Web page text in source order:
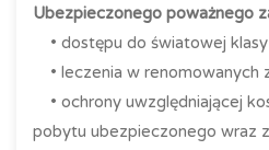
Ubezpieczonego poważnego
• dostępu do światowej
• leczenia w renomowanych
• ochrony uwzględniającej
pobytu ubezpieczonego wraz